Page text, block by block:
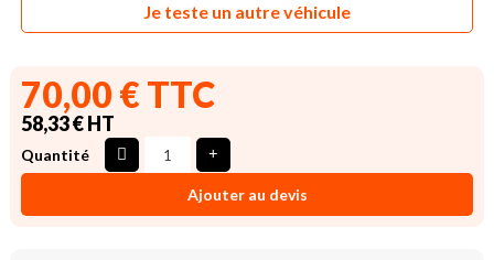
Je teste un autre véhicule
70,00 € TTC
58,33 € HT
Quantité
Ajouter au devis